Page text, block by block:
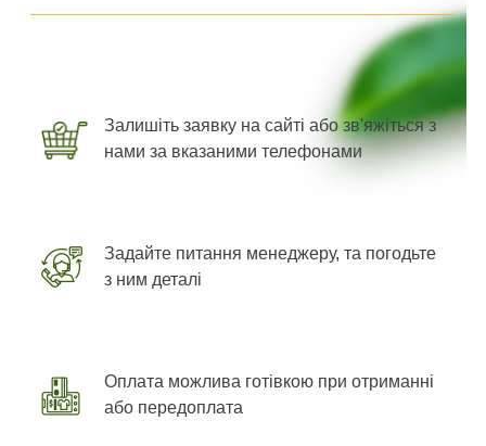
Залишіть заявку на сайті або зв'яжіться з
нами за вказаними телефонами
Задайте питання менеджеру, та погодьте
з ним деталі
Оплата можлива готівкою при отриманні
або передоплата